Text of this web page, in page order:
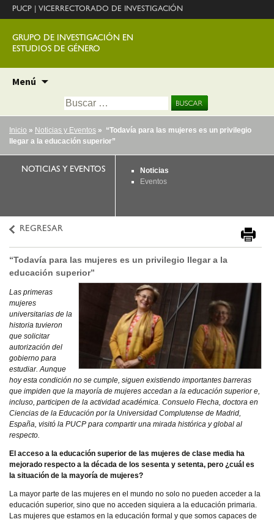
PUCP VICERRECTORADO DE INVESTIGACIÓN
GRUPO DE INVESTIGACIÓN EN
ESTUDIOS DE GÉNERO
Menú
contenido
Buscar:
Inicio » Noticias y Eventos » “Todavía para las mujeres es un privilegio
llegar a la educación superior”
NOTICIAS Y EVENTOS
Noticias
Eventos
REGRESAR
“Todavía para las mujeres es un privilegio llegar a la
educación superior”
Las primeras
mujeres
universitarias de la
historia tuvieron
que solicitar
autorización del
gobierno para
estudiar. Aunque
hoy esta condición no se cumple, siguen existiendo importantes barreras
que impiden que la mayoría de mujeres accedan a la educación superior e,
incluso, participen de la actividad académica. Consuelo Flecha, doctora en
Ciencias de la Educación por la Universidad Complutense de Madrid,
España, visitó la PUCP para compartir una mirada histórica y global al
respecto.
El acceso a la educación superior de las mujeres de clase media ha
mejorado respecto a la década de los sesenta y setenta, pero ¿cuál es
la situación de la mayoría de mujeres?
La mayor parte de las mujeres en el mundo no solo no pueden acceder a la
educación superior, sino que no acceden siquiera a la educación primaria.
Las mujeres que estamos en la educación formal y que somos capaces de